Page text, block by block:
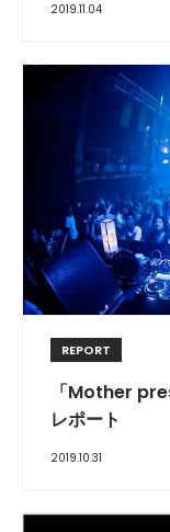
2019.11.04
REPORT
「Mother
レポート
2019.10.31